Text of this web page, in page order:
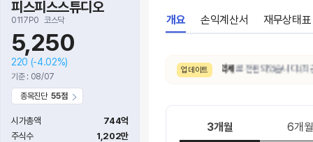
피스피스스튜디오
0117P0 코스닥
5,250
220 (-4.02%)
기준 : 08/07
종목진단55점
시가총액
744억
주식수
1,202만
개요 손익계산서 재무상태표
업데이트
중립 → 약세 로 전환되었습니다.(최근 7
3개월 6개월